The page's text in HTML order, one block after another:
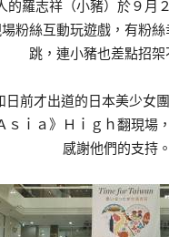
羅志祥（小豬）於９月
粉絲互動玩遊戲，有粉
跳，連小豬也差點招架
前才出道的日本美少女
ａ》Ｈｉｇｈ翻現場，
感謝他們的支持。